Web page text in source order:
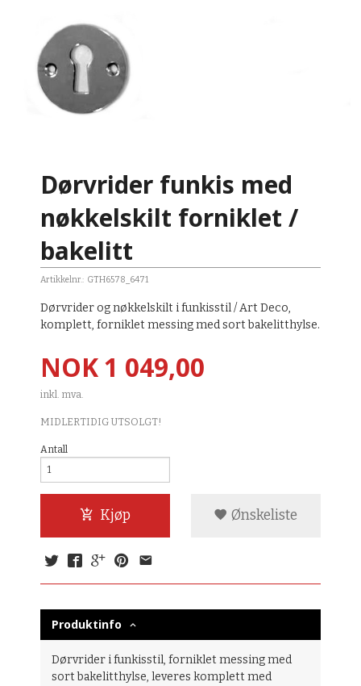
Dørvrider funkis med
nøkkelskilt forniklet /
bakelitt
Artikkelnr.: GTH6578_6471
Dørvrider og nøkkelskilt i funkisstil / Art Deco,
komplett, forniklet messing med sort bakelitthylse.
Pris
NOK1 049,00
inkl. mva.
MIDLERTIDIG UTSOLGT!
Antall
Kjøp Ønskeliste
Produktinfo
Dørvrider i funkisstil, forniklet messing med
sort bakelitthylse, leveres komplett med